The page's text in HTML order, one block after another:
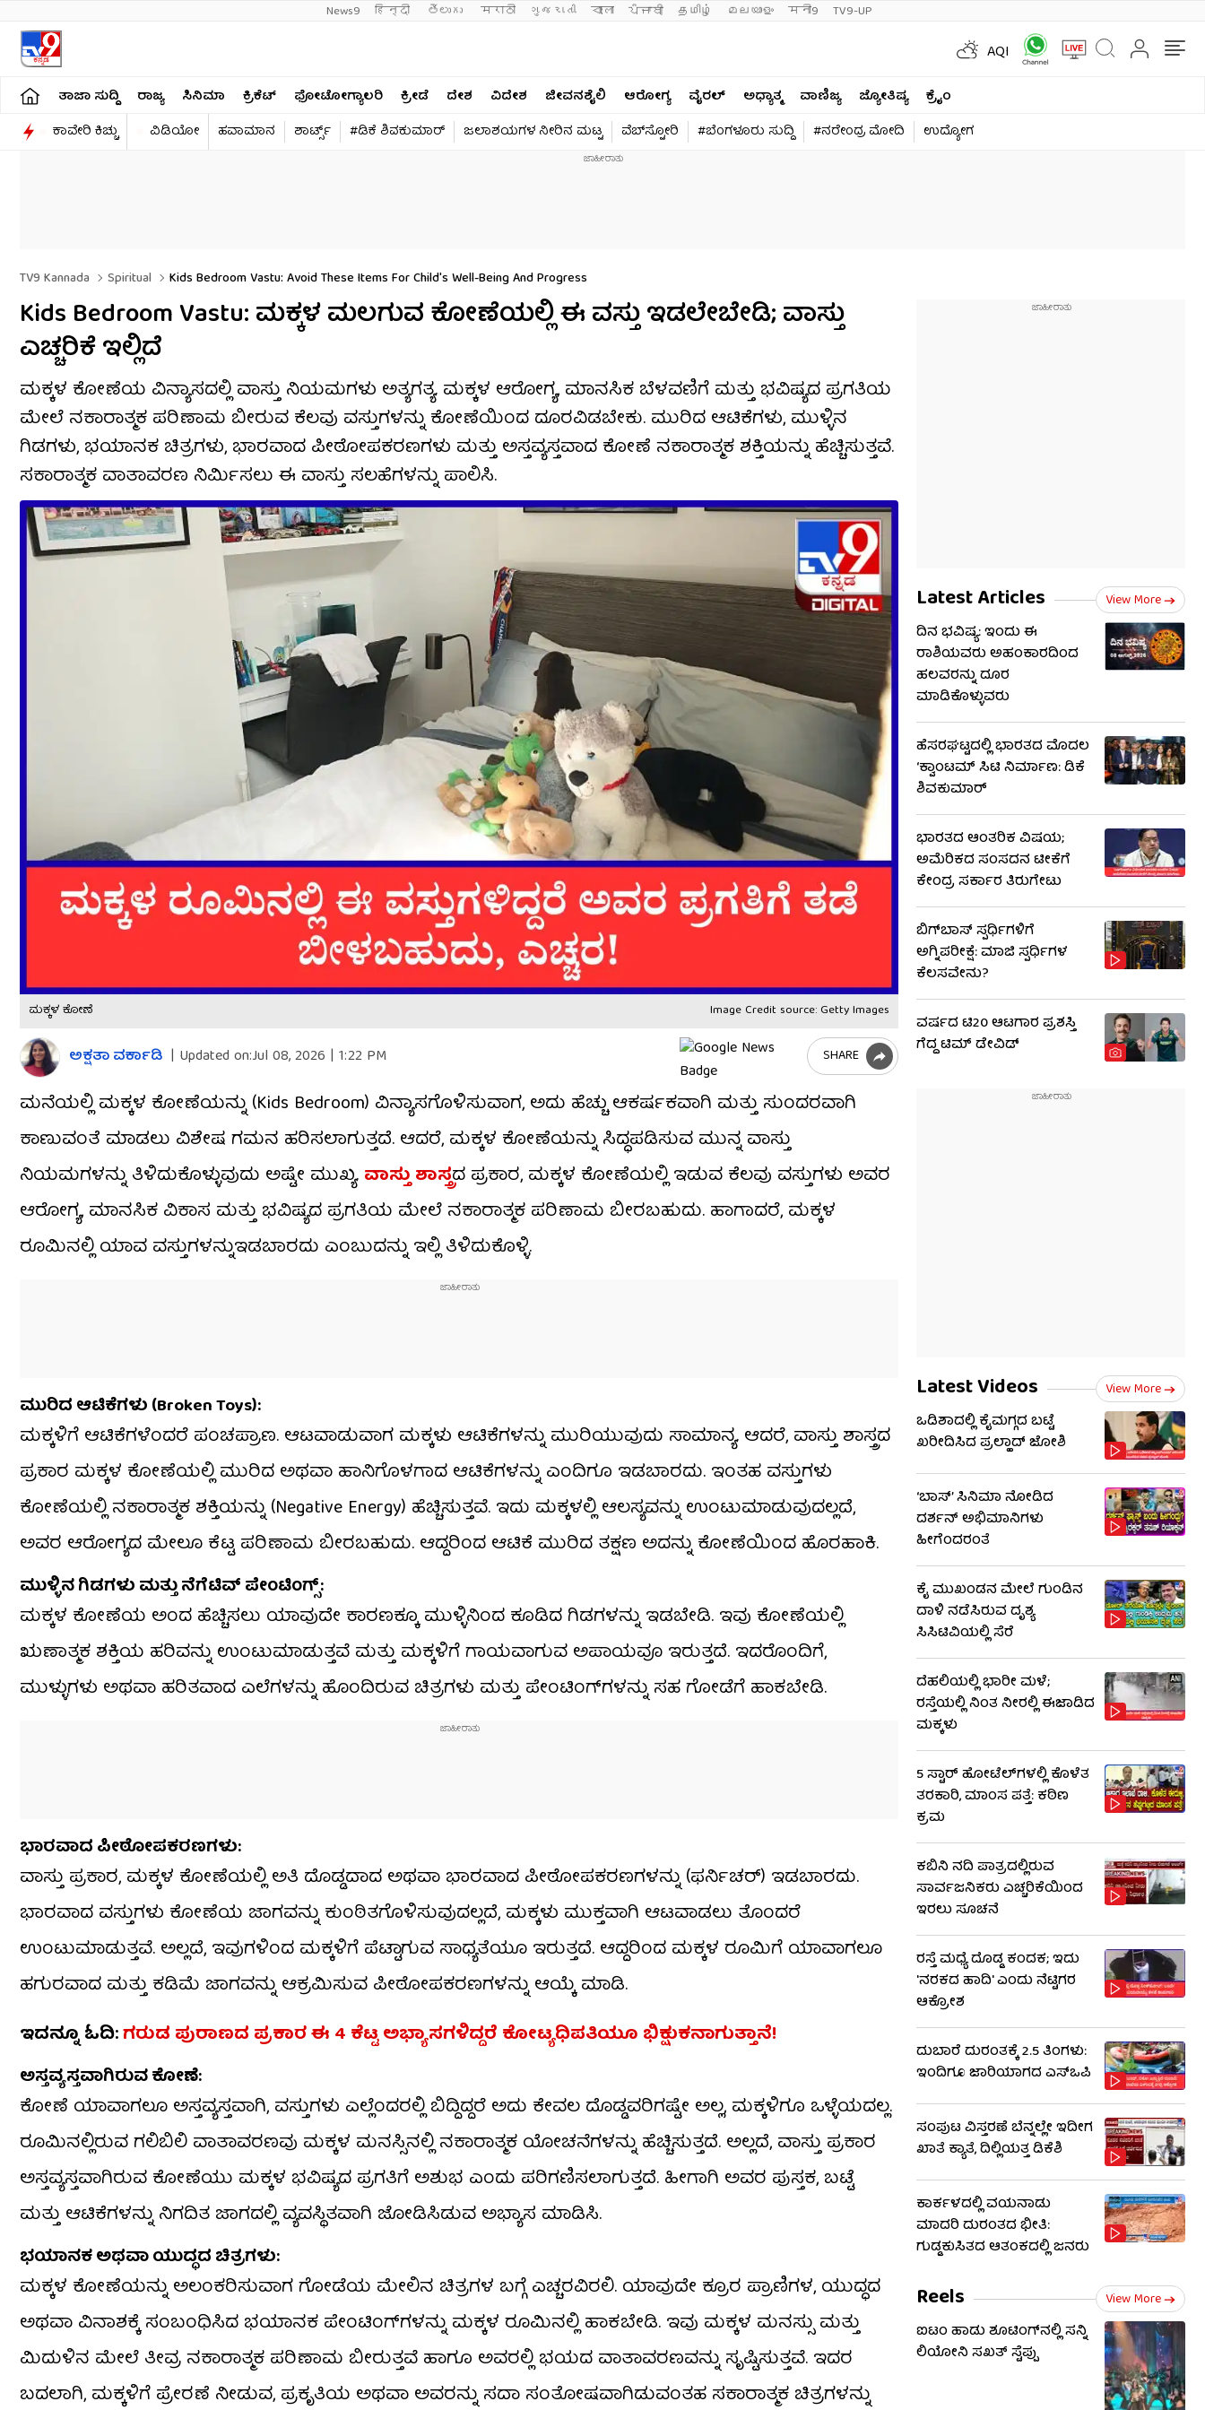
News9 हिन्दी తెలుగు मराठी ગુજરાતી বাংলা ਪੰਜਾਬੀ தமிழ் മലയാളം मनी9 TV9-UP
AQI
ತಾಜಾ ಸುದ್ದಿ ರಾಜ್ಯ ಸಿನಿಮಾ ಕ್ರಿಕೆಟ್​ ಫೋಟೋಗ್ಯಾಲರಿ ಕ್ರೀಡೆ ದೇಶ ವಿದೇಶ ಜೀವನಶೈಲಿ ಆರೋಗ್ಯ ವೈರಲ್​ ಅಧ್ಯಾತ್ಮ ವಾಣಿಜ್ಯ ಜ್ಯೋತಿಷ್ಯ
ಕ್ರೈಂ
ಕಾವೇರಿ ಕಿಚ್ಚು
ವಿಡಿಯೋ ಹವಾಮಾನ ಶಾರ್ಟ್ಸ್​ #ಡಿಕೆ ಶಿವಕುಮಾರ್​ ಜಲಾಶಯಗಳ ನೀರಿನ ಮಟ್ಟ ವೆಬ್​ಸ್ಟೋರಿ #ಬೆಂಗಳೂರು ಸುದ್ದಿ #ನರೇಂದ್ರ ಮೋದಿ ಉದ್ಯೋಗ
TV9 Kannada Spiritual Kids Bedroom Vastu: Avoid These Items For Child's Well-Being And Progress
Kids Bedroom Vastu: ಮಕ್ಕಳ ಮಲಗುವ ಕೋಣೆಯಲ್ಲಿ ಈ ವಸ್ತು ಇಡಲೇಬೇಡಿ; ವಾಸ್ತು
ಎಚ್ಚರಿಕೆ ಇಲ್ಲಿದೆ
ಮಕ್ಕಳ ಕೋಣೆಯ ವಿನ್ಯಾಸದಲ್ಲಿ ವಾಸ್ತು ನಿಯಮಗಳು ಅತ್ಯಗತ್ಯ. ಮಕ್ಕಳ ಆರೋಗ್ಯ, ಮಾನಸಿಕ ಬೆಳವಣಿಗೆ ಮತ್ತು ಭವಿಷ್ಯದ ಪ್ರಗತಿಯ
ಮೇಲೆ ನಕಾರಾತ್ಮಕ ಪರಿಣಾಮ ಬೀರುವ ಕೆಲವು ವಸ್ತುಗಳನ್ನು ಕೋಣೆಯಿಂದ ದೂರವಿಡಬೇಕು. ಮುರಿದ ಆಟಿಕೆಗಳು, ಮುಳ್ಳಿನ
ಗಿಡಗಳು, ಭಯಾನಕ ಚಿತ್ರಗಳು, ಭಾರವಾದ ಪೀಠೋಪಕರಣಗಳು ಮತ್ತು ಅಸ್ತವ್ಯಸ್ತವಾದ ಕೋಣೆ ನಕಾರಾತ್ಮಕ ಶಕ್ತಿಯನ್ನು ಹೆಚ್ಚಿಸುತ್ತವೆ.
ಸಕಾರಾತ್ಮಕ ವಾತಾವರಣ ನಿರ್ಮಿಸಲು ಈ ವಾಸ್ತು ಸಲಹೆಗಳನ್ನು ಪಾಲಿಸಿ.
ಮಕ್ಕಳ ಕೋಣೆ Image Credit source: Getty Images
ಅಕ್ಷತಾ ವರ್ಕಾಡಿ | Updated on:Jul 08, 2026 | 1:22 PM SHARE
ಮನೆಯಲ್ಲಿ ಮಕ್ಕಳ ಕೋಣೆಯನ್ನು (Kids Bedroom) ವಿನ್ಯಾಸಗೊಳಿಸುವಾಗ, ಅದು ಹೆಚ್ಚು ಆಕರ್ಷಕವಾಗಿ ಮತ್ತು ಸುಂದರವಾಗಿ
ಕಾಣುವಂತೆ ಮಾಡಲು ವಿಶೇಷ ಗಮನ ಹರಿಸಲಾಗುತ್ತದೆ. ಆದರೆ, ಮಕ್ಕಳ ಕೋಣೆಯನ್ನು ಸಿದ್ಧಪಡಿಸುವ ಮುನ್ನ ವಾಸ್ತು
ನಿಯಮಗಳನ್ನು ತಿಳಿದುಕೊಳ್ಳುವುದು ಅಷ್ಟೇ ಮುಖ್ಯ. ವಾಸ್ತು ಶಾಸ್ತ್ರದ ಪ್ರಕಾರ, ಮಕ್ಕಳ ಕೋಣೆಯಲ್ಲಿ ಇಡುವ ಕೆಲವು ವಸ್ತುಗಳು ಅವರ
ಆರೋಗ್ಯ, ಮಾನಸಿಕ ವಿಕಾಸ ಮತ್ತು ಭವಿಷ್ಯದ ಪ್ರಗತಿಯ ಮೇಲೆ ನಕಾರಾತ್ಮಕ ಪರಿಣಾಮ ಬೀರಬಹುದು. ಹಾಗಾದರೆ, ಮಕ್ಕಳ
ರೂಮಿನಲ್ಲಿ ಯಾವ ವಸ್ತುಗಳನ್ನುಇಡಬಾರದು ಎಂಬುದನ್ನು ಇಲ್ಲಿ ತಿಳಿದುಕೊಳ್ಳಿ.
ಮುರಿದ ಆಟಿಕೆಗಳು (Broken Toys):
ಮಕ್ಕಳಿಗೆ ಆಟಿಕೆಗಳೆಂದರೆ ಪಂಚಪ್ರಾಣ. ಆಟವಾಡುವಾಗ ಮಕ್ಕಳು ಆಟಿಕೆಗಳನ್ನು ಮುರಿಯುವುದು ಸಾಮಾನ್ಯ. ಆದರೆ, ವಾಸ್ತು ಶಾಸ್ತ್ರದ
ಪ್ರಕಾರ ಮಕ್ಕಳ ಕೋಣೆಯಲ್ಲಿ ಮುರಿದ ಅಥವಾ ಹಾನಿಗೊಳಗಾದ ಆಟಿಕೆಗಳನ್ನು ಎಂದಿಗೂ ಇಡಬಾರದು. ಇಂತಹ ವಸ್ತುಗಳು
ಕೋಣೆಯಲ್ಲಿ ನಕಾರಾತ್ಮಕ ಶಕ್ತಿಯನ್ನು (Negative Energy) ಹೆಚ್ಚಿಸುತ್ತವೆ. ಇದು ಮಕ್ಕಳಲ್ಲಿ ಆಲಸ್ಯವನ್ನು ಉಂಟುಮಾಡುವುದಲ್ಲದೆ,
ಅವರ ಆರೋಗ್ಯದ ಮೇಲೂ ಕೆಟ್ಟ ಪರಿಣಾಮ ಬೀರಬಹುದು. ಆದ್ದರಿಂದ ಆಟಿಕೆ ಮುರಿದ ತಕ್ಷಣ ಅದನ್ನು ಕೋಣೆಯಿಂದ ಹೊರಹಾಕಿ.
ಮುಳ್ಳಿನ ಗಿಡಗಳು ಮತ್ತು ನೆಗೆಟಿವ್ ಪೇಂಟಿಂಗ್ಸ್:
ಮಕ್ಕಳ ಕೋಣೆಯ ಅಂದ ಹೆಚ್ಚಿಸಲು ಯಾವುದೇ ಕಾರಣಕ್ಕೂ ಮುಳ್ಳಿನಿಂದ ಕೂಡಿದ ಗಿಡಗಳನ್ನು ಇಡಬೇಡಿ. ಇವು ಕೋಣೆಯಲ್ಲಿ
ಋಣಾತ್ಮಕ ಶಕ್ತಿಯ ಹರಿವನ್ನು ಉಂಟುಮಾಡುತ್ತವೆ ಮತ್ತು ಮಕ್ಕಳಿಗೆ ಗಾಯವಾಗುವ ಅಪಾಯವೂ ಇರುತ್ತದೆ. ಇದರೊಂದಿಗೆ,
ಮುಳ್ಳುಗಳು ಅಥವಾ ಹರಿತವಾದ ಎಲೆಗಳನ್ನು ಹೊಂದಿರುವ ಚಿತ್ರಗಳು ಮತ್ತು ಪೇಂಟಿಂಗ್‌ಗಳನ್ನು ಸಹ ಗೋಡೆಗೆ ಹಾಕಬೇಡಿ.
ಭಾರವಾದ ಪೀಠೋಪಕರಣಗಳು:
ವಾಸ್ತು ಪ್ರಕಾರ, ಮಕ್ಕಳ ಕೋಣೆಯಲ್ಲಿ ಅತಿ ದೊಡ್ಡದಾದ ಅಥವಾ ಭಾರವಾದ ಪೀಠೋಪಕರಣಗಳನ್ನು (ಫರ್ನಿಚರ್) ಇಡಬಾರದು.
ಭಾರವಾದ ವಸ್ತುಗಳು ಕೋಣೆಯ ಜಾಗವನ್ನು ಕುಂಠಿತಗೊಳಿಸುವುದಲ್ಲದೆ, ಮಕ್ಕಳು ಮುಕ್ತವಾಗಿ ಆಟವಾಡಲು ತೊಂದರೆ
ಉಂಟುಮಾಡುತ್ತವೆ. ಅಲ್ಲದೆ, ಇವುಗಳಿಂದ ಮಕ್ಕಳಿಗೆ ಪೆಟ್ಟಾಗುವ ಸಾಧ್ಯತೆಯೂ ಇರುತ್ತದೆ. ಆದ್ದರಿಂದ ಮಕ್ಕಳ ರೂಮಿಗೆ ಯಾವಾಗಲೂ
ಹಗುರವಾದ ಮತ್ತು ಕಡಿಮೆ ಜಾಗವನ್ನು ಆಕ್ರಮಿಸುವ ಪೀಠೋಪಕರಣಗಳನ್ನು ಆಯ್ಕೆ ಮಾಡಿ.
ಇದನ್ನೂ ಓದಿ:ಗರುಡ ಪುರಾಣದ ಪ್ರಕಾರ ಈ 4 ಕೆಟ್ಟ ಅಭ್ಯಾಸಗಳಿದ್ದರೆ ಕೋಟ್ಯಧಿಪತಿಯೂ ಭಿಕ್ಷುಕನಾಗುತ್ತಾನೆ!
ಅಸ್ತವ್ಯಸ್ತವಾಗಿರುವ ಕೋಣೆ:
ಕೋಣೆ ಯಾವಾಗಲೂ ಅಸ್ತವ್ಯಸ್ತವಾಗಿ, ವಸ್ತುಗಳು ಎಲ್ಲೆಂದರಲ್ಲಿ ಬಿದ್ದಿದ್ದರೆ ಅದು ಕೇವಲ ದೊಡ್ಡವರಿಗಷ್ಟೇ ಅಲ್ಲ, ಮಕ್ಕಳಿಗೂ ಒಳ್ಳೆಯದಲ್ಲ.
ರೂಮಿನಲ್ಲಿರುವ ಗಲಿಬಿಲಿ ವಾತಾವರಣವು ಮಕ್ಕಳ ಮನಸ್ಸಿನಲ್ಲಿ ನಕಾರಾತ್ಮಕ ಯೋಚನೆಗಳನ್ನು ಹೆಚ್ಚಿಸುತ್ತದೆ. ಅಲ್ಲದೆ, ವಾಸ್ತು ಪ್ರಕಾರ
ಅಸ್ತವ್ಯಸ್ತವಾಗಿರುವ ಕೋಣೆಯು ಮಕ್ಕಳ ಭವಿಷ್ಯದ ಪ್ರಗತಿಗೆ ಅಶುಭ ಎಂದು ಪರಿಗಣಿಸಲಾಗುತ್ತದೆ. ಹೀಗಾಗಿ ಅವರ ಪುಸ್ತಕ, ಬಟ್ಟೆ
ಮತ್ತು ಆಟಿಕೆಗಳನ್ನು ನಿಗದಿತ ಜಾಗದಲ್ಲಿ ವ್ಯವಸ್ಥಿತವಾಗಿ ಜೋಡಿಸಿಡುವ ಅಭ್ಯಾಸ ಮಾಡಿಸಿ.
ಭಯಾನಕ ಅಥವಾ ಯುದ್ಧದ ಚಿತ್ರಗಳು:
ಮಕ್ಕಳ ಕೋಣೆಯನ್ನು ಅಲಂಕರಿಸುವಾಗ ಗೋಡೆಯ ಮೇಲಿನ ಚಿತ್ರಗಳ ಬಗ್ಗೆ ಎಚ್ಚರವಿರಲಿ. ಯಾವುದೇ ಕ್ರೂರ ಪ್ರಾಣಿಗಳ, ಯುದ್ಧದ
ಅಥವಾ ವಿನಾಶಕ್ಕೆ ಸಂಬಂಧಿಸಿದ ಭಯಾನಕ ಪೇಂಟಿಂಗ್‌ಗಳನ್ನು ಮಕ್ಕಳ ರೂಮಿನಲ್ಲಿ ಹಾಕಬೇಡಿ. ಇವು ಮಕ್ಕಳ ಮನಸ್ಸು ಮತ್ತು
ಮಿದುಳಿನ ಮೇಲೆ ತೀವ್ರ ನಕಾರಾತ್ಮಕ ಪರಿಣಾಮ ಬೀರುತ್ತವೆ ಹಾಗೂ ಅವರಲ್ಲಿ ಭಯದ ವಾತಾವರಣವನ್ನು ಸೃಷ್ಟಿಸುತ್ತವೆ. ಇದರ
ಬದಲಾಗಿ, ಮಕ್ಕಳಿಗೆ ಪ್ರೇರಣೆ ನೀಡುವ, ಪ್ರಕೃತಿಯ ಅಥವಾ ಅವರನ್ನು ಸದಾ ಸಂತೋಷವಾಗಿಡುವಂತಹ ಸಕಾರಾತ್ಮಕ ಚಿತ್ರಗಳನ್ನು
Latest Articles View More
ದಿನ ಭವಿಷ್ಯ: ಇಂದು ಈ
ರಾಶಿಯವರು ಅಹಂಕಾರದಿಂದ
ಹಲವರನ್ನು ದೂರ
ಮಾಡಿಕೊಳ್ಳುವರು
ಹೆಸರಘಟ್ಟದಲ್ಲಿ ಭಾರತದ ಮೊದಲ
‘ಕ್ವಾಂಟಮ್ ಸಿಟಿ ನಿರ್ಮಾಣ: ಡಿಕೆ
ಶಿವಕುಮಾರ್
ಭಾರತದ ಆಂತರಿಕ ವಿಷಯ;
ಅಮೆರಿಕದ ಸಂಸದನ ಟೀಕೆಗೆ
ಕೇಂದ್ರ ಸರ್ಕಾರ ತಿರುಗೇಟು
ಬಿಗ್​​ಬಾಸ್​ ಸ್ಪರ್ಧಿಗಳಿಗೆ
ಅಗ್ನಿಪರೀಕ್ಷೆ: ಮಾಜಿ ​​ಸ್ಪರ್ಧಿಗಳ
ಕೆಲಸವೇನು?
ವರ್ಷದ ಟಿ20 ಆಟಗಾರ ಪ್ರಶಸ್ತಿ
ಗೆದ್ದ ಟಿಮ್ ಡೇವಿಡ್
Latest Videos View More
ಒಡಿಶಾದಲ್ಲಿ ಕೈಮಗ್ಗದ ಬಟ್ಟೆ
ಖರೀದಿಸಿದ ಪ್ರಲ್ಹಾದ್ ಜೋಶಿ
‘ಬಾಸ್’ ಸಿನಿಮಾ ನೋಡಿದ
ದರ್ಶನ್ ಅಭಿಮಾನಿಗಳು
ಹೀಗೆಂದರಂತೆ
ಕೈ ಮುಖಂಡನ ಮೇಲೆ ಗುಂಡಿನ
ದಾಳಿ ನಡೆಸಿರುವ ದೃಶ್ಯ
ಸಿಸಿಟಿವಿಯಲ್ಲಿ ಸೆರೆ
ದೆಹಲಿಯಲ್ಲಿ ಭಾರೀ ಮಳೆ;
ರಸ್ತೆಯಲ್ಲಿ ನಿಂತ ನೀರಲ್ಲಿ ಈಜಾಡಿದ
ಮಕ್ಕಳು
5 ಸ್ಟಾರ್ ಹೋಟೆಲ್​​ಗಳಲ್ಲಿ ಕೊಳೆತ
ತರಕಾರಿ, ಮಾಂಸ ಪತ್ತೆ: ಕಠಿಣ
ಕ್ರಮ
ಕಬಿನಿ ನದಿ ಪಾತ್ರದಲ್ಲಿರುವ
ಸಾರ್ವಜನಿಕರು ಎಚ್ಚರಿಕೆಯಿಂದ
ಇರಲು ಸೂಚನೆ
ರಸ್ತೆ ಮಧ್ಯೆ ದೊಡ್ಡ ಕಂದಕ; ಇದು
'ನರಕದ ಹಾದಿ' ಎಂದು ನೆಟ್ಟಿಗರ
ಆಕ್ರೋಶ
ದುಬಾರೆ ದುರಂತಕ್ಕೆ 2.5 ತಿಂಗಳು:
ಇಂದಿಗೂ ಜಾರಿಯಾಗದ ಎಸ್‌ಒಪಿ
ಸಂಪುಟ ವಿಸ್ತರಣೆ ಬೆನ್ನಲ್ಲೇ ಇದೀಗ
ಖಾತೆ ಕ್ಯಾತೆ, ದಿಲ್ಲಿಯತ್ತ ಡಿಕೆಶಿ
ಕಾರ್ಕಳದಲ್ಲಿ ವಯನಾಡು
ಮಾದರಿ ದುರಂತದ ಭೀತಿ:
ಗುಡ್ಡಕುಸಿತದ ಆತಂಕದಲ್ಲಿ ಜನರು
Reels View More
ಐಟಂ ಹಾಡು ಶೂಟಿಂಗ್​​ನಲ್ಲಿ ಸನ್ನಿ
ಲಿಯೋನಿ ಸಖತ್ ಸ್ಟೆಪ್ಪು